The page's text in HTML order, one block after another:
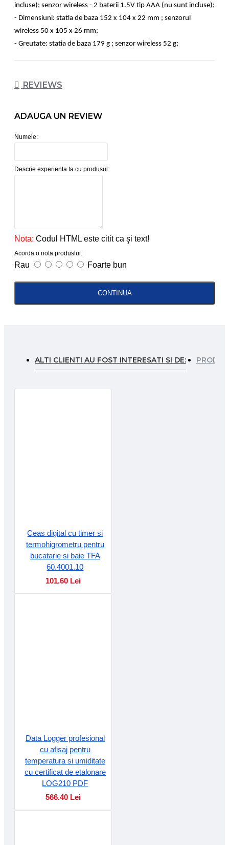
incluse); senzor wireless - 2 baterii 1.5V tip AAA (nu sunt incluse);
- Dimensiuni: statia de baza 152 x 104 x 22 mm ; senzorul
wireless 50 x 105 x 26 mm;
- Greutate: statia de baza 179 g ; senzor wireless 52 g;
REVIEWS
ADAUGA UN REVIEW
Numele:
Descrie experienta ta cu produsul:
Nota: Codul HTML este citit ca şi text!
Acorda o nota produslui:
Rau Foarte bun
CONTINUA
ALTI CLIENTI AU FOST INTERESATI SI DE:
Ceas digital cu timer si
termohigrometru pentru
bucatarie si baie TFA
60.4001.10
101.60 Lei
Data Logger profesional
cu afisaj pentru
temperatura si umiditate
cu certificat de etalonare
LOG210 PDF
566.40 Lei